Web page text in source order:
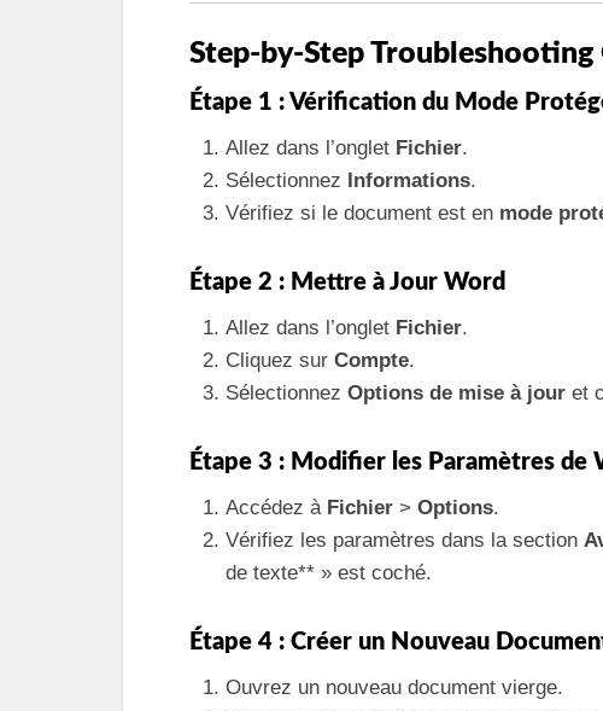
Step-by-Step Troubleshooting
Étape 1 : Vérification du Mode
Allez dans l’onglet Fichier.
Sélectionnez Informations.
Vérifiez si le document est en mode
Étape 2 : Mettre à Jour Word
Allez dans l’onglet Fichier.
Cliquez sur Compte.
Sélectionnez Options de mise à jour et
Étape 3 : Modifier les Paramètres de
Accédez à Fichier > Options.
Vérifiez les paramètres dans la section
de texte** » est coché.
Étape 4 : Créer un Nouveau
Ouvrez un nouveau document vierge.